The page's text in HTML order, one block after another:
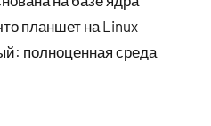
планшет на Linux
полноценная среда